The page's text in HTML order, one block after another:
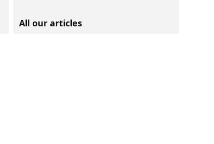
All our articles